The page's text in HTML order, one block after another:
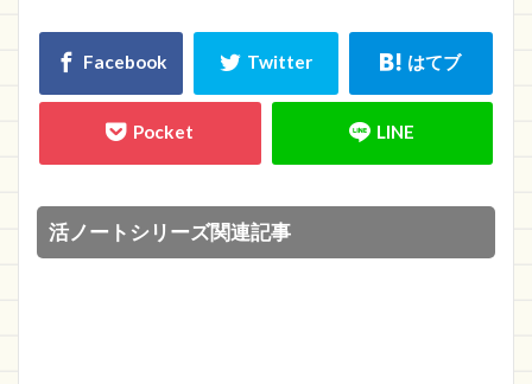
活ノートシリーズ関連記事